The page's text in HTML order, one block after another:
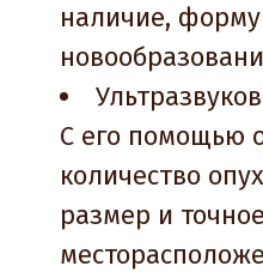
наличие,
С его помощью
количество
размер и точное